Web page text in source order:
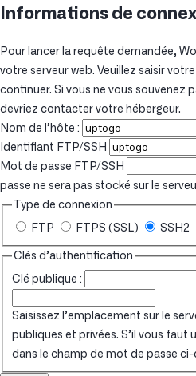
Informations de
Pour lancer la requête demandée,
votre serveur web. Veuillez saisir
continuer. Si vous ne vous souvenez
devriez contacter votre hébergeur.
Nom de l’hôte :
Identifiant FTP/SSH
Mot de passe FTP/SSH
passe ne sera pas stocké sur le
Type de connexion
FTP FTPS (SSL) SSH2
Clés d’authentification
Clé publique :
Saisissez l’emplacement sur le
publiques et privées. S’il vous faut
dans le champ de mot de passe ci-